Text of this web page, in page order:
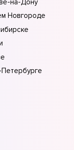
на-Донy
Новгороде
Петербурге